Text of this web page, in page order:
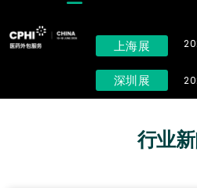
上海展
深圳展
行业